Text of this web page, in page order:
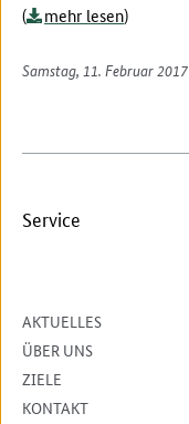
( mehr lesen)
Samstag, 11. Februar 2017
Service
AKTUELLES
ÜBER UNS
ZIELE
KONTAKT